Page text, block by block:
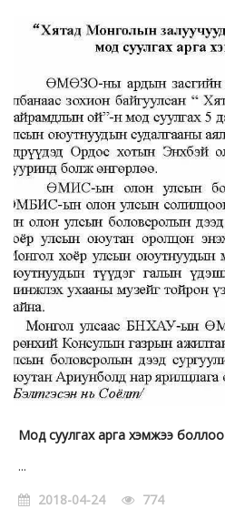
Мод суулгах арга хэмжээ боллоо
...
2018-04-24
774